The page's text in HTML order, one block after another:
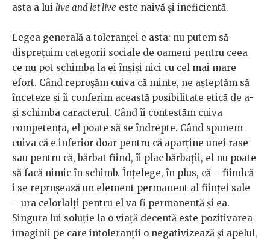
asta a lui live and let live este naivă și ineficientă.
Legea generală a toleranței e asta: nu putem să
disprețuim categorii sociale de oameni pentru ceea
ce nu pot schimba la ei înșiși nici cu cel mai mare
efort. Când reproșăm cuiva că minte, ne așteptăm să
înceteze și îi conferim această posibilitate etică de a-
și schimba caracterul. Când îi contestăm cuiva
competența, el poate să se îndrepte. Când spunem
cuiva că e inferior doar pentru că aparține unei rase
sau pentru că, bărbat fiind, îi plac bărbații, el nu poate
să facă nimic în schimb. Înțelege, în plus, că – fiindcă
i se reproșează un element permanent al ființei sale
– ura celorlalți pentru el va fi permanentă și ea.
Singura lui soluție la o viață decentă este pozitivarea
imaginii pe care intoleranții o negativizează și apelul,